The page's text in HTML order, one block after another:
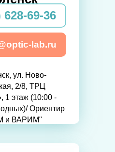
628-69-36
lab.ru
ул. Ново-
2/8, ТРЦ
1 этаж (10:00 -
Ориентир
и ВАРИМ"